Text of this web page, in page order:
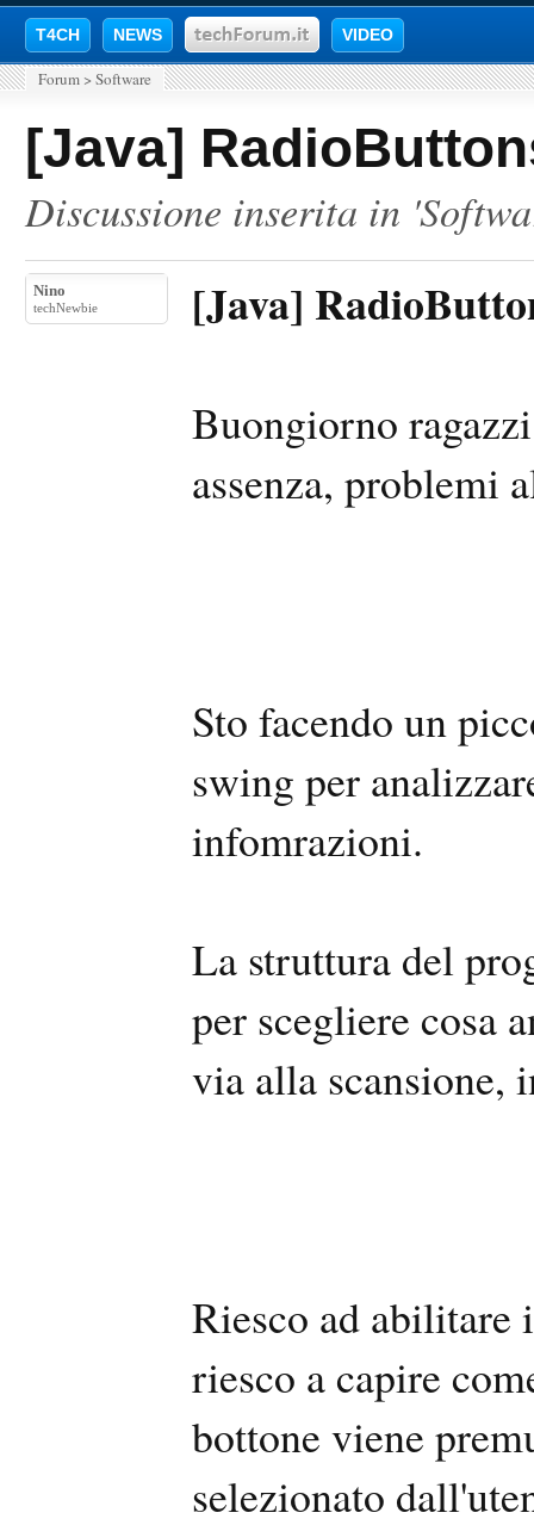
T4CH NEWS VIDEO
Forum > Software
[Java]
Discussione inserita in '
Nino
techNewbie [Java]
Buongiorno
assenza, problemi
Sto facendo un
swing per
infomrazioni.
La struttura del
per scegliere cosa
via alla scansione,
Riesco ad abilitare
riesco a capire
bottone viene
selezionato